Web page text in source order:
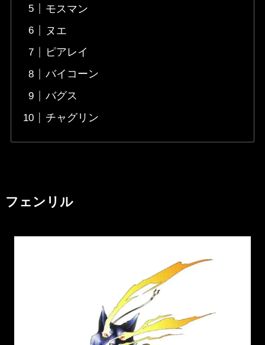
モスマン
ヌエ
ピアレイ
バイコーン
バグス
チャグリン
フェンリル